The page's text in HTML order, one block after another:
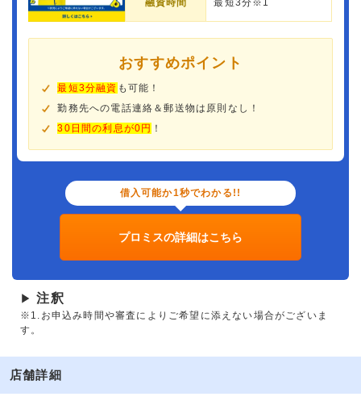
融資時間 最短3分※1
おすすめポイント
最短3分融資 も可能！
勤務先への電話連絡＆郵送物は原則なし！
30日間の利息が0円 ！
借入可能か1秒でわかる!!
プロミスの詳細はこちら
▶ 注釈
※1.お申込み時間や審査によりご希望に添えない場合がございま
す。
店舗詳細